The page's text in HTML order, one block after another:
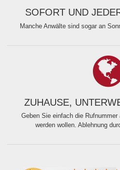
SOFORT UND
Manche Anwälte sind sogar an
ZUHAUSE,
Geben Sie einfach die
werden wollen. Ablehnung